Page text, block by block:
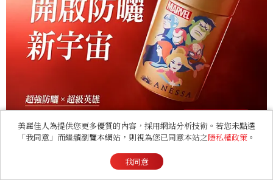
安耐曬金鑽高效防曬露N 4X Marvel漫威限定版主視覺。
美麗佳人為提供您更多優質的內容，採用網站分析技術。若您未點選
「我同意」而繼續瀏覽本網站，則視為您已同意本站之隱私權政策 。
我同意